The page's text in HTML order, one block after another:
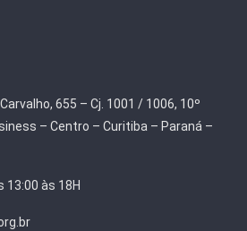
655 – Cj. 1001 / 1006, 10º
– Centro – Curitiba – Paraná –
13:00 às 18H